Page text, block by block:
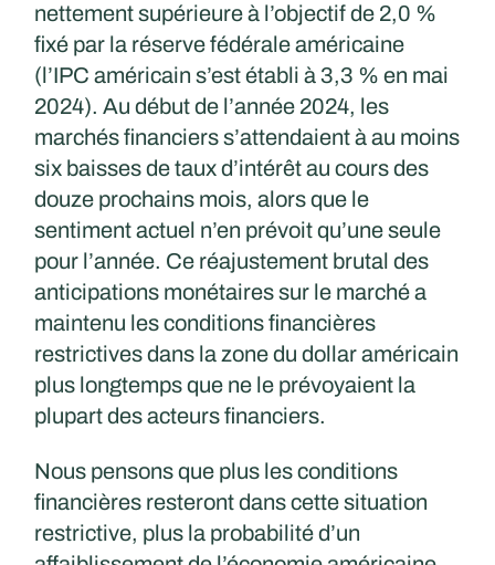
nettement supérieure à l’objectif de 2,0 %
fixé par la réserve fédérale américaine
(l’IPC américain s’est établi à 3,3 % en mai
2024). Au début de l’année 2024, les
marchés financiers s’attendaient à au moins
six baisses de taux d’intérêt au cours des
douze prochains mois, alors que le
sentiment actuel n’en prévoit qu’une seule
pour l’année. Ce réajustement brutal des
anticipations monétaires sur le marché a
maintenu les conditions financières
restrictives dans la zone du dollar américain
plus longtemps que ne le prévoyaient la
plupart des acteurs financiers.​
Nous pensons que plus les conditions
financières resteront dans cette situation
restrictive, plus la probabilité d’un